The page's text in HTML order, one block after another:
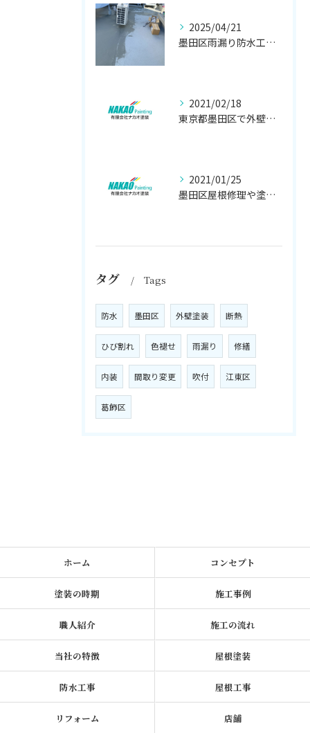
2025/04/21
墨田区雨漏り防水工事はナカオ塗装まで！！
2021/02/18
東京都墨田区で外壁塗り替え工事なら(有)ナカオ塗装にお任せ
2021/01/25
墨田区屋根修理や塗装工事は、【人気のナカオ塗装へ！】
タグ Tags
防水 墨田区 外壁塗装 断熱
ひび割れ 色褪せ 雨漏り 修繕
内装 間取り変更 吹付 江東区
葛飾区
ホーム コンセプト
塗装の時期 施工事例
職人紹介 施工の流れ
当社の特徴 屋根塗装
防水工事 屋根工事
リフォーム 店舗